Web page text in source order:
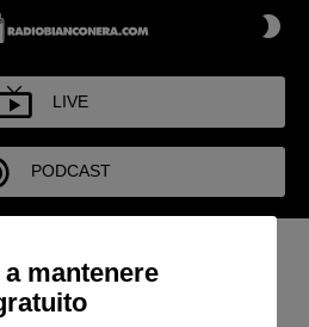
LIVE
PODCAST
della settimana. Scarica le
mantenere